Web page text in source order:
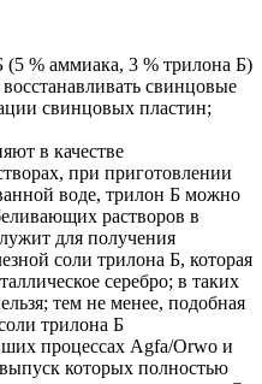
(5 % аммиака, 3 % трилона Б)
свинцовые
свинцовых пластин;
в качестве
при приготовлении
воде, трилон Б можно
растворов в
для получения
соли трилона Б, которая
серебро; в таких
тем не менее, подобная
трилона Б
процессах Agfa/Orwo и
которых полностью